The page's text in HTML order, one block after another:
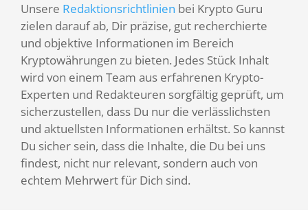
Unsere Redaktionsrichtlinien bei Krypto Guru
zielen darauf ab, Dir präzise, gut recherchierte
und objektive Informationen im Bereich
Kryptowährungen zu bieten. Jedes Stück Inhalt
wird von einem Team aus erfahrenen Krypto-
Experten und Redakteuren sorgfältig geprüft, um
sicherzustellen, dass Du nur die verlässlichsten
und aktuellsten Informationen erhältst. So kannst
Du sicher sein, dass die Inhalte, die Du bei uns
findest, nicht nur relevant, sondern auch von
echtem Mehrwert für Dich sind.